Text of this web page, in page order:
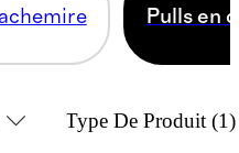
Pulls en
Type De Produit (1)